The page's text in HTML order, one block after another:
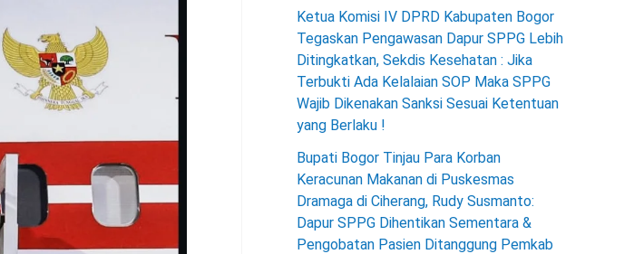
Ketua Komisi IV DPRD Kabupaten Bogor
Tegaskan Pengawasan Dapur SPPG Lebih
Ditingkatkan, Sekdis Kesehatan : Jika
Terbukti Ada Kelalaian SOP Maka SPPG
Wajib Dikenakan Sanksi Sesuai Ketentuan
yang Berlaku !
Bupati Bogor Tinjau Para Korban
Keracunan Makanan di Puskesmas
Dramaga di Ciherang, Rudy Susmanto:
Dapur SPPG Dihentikan Sementara &
Pengobatan Pasien Ditanggung Pemkab